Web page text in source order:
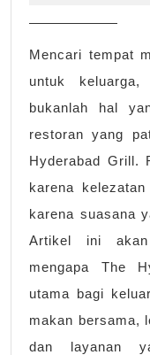
Mencari tempat
untuk
bukanlah hal
restoran yang
Hyderabad Grill.
karena
karena suasana
Artikel ini akan
mengapa The
utama bagi
makan bersama,
dan layanan